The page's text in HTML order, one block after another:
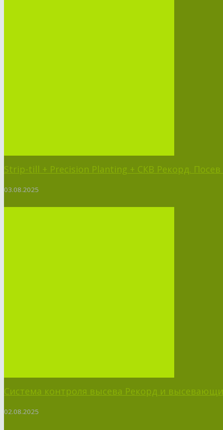
Strip-till + Precision Planting + СКВ Рекорд.
03.08.2025
Система контроля высева Рекорд и
02.08.2025